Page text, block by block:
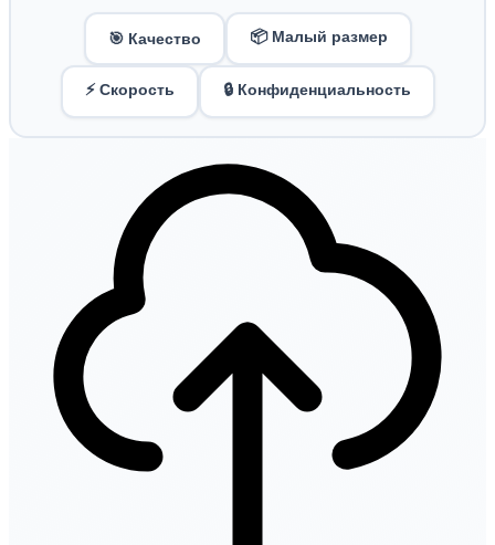
🎯 Качество 📦 Малый размер
⚡ Скорость 🔒 Конфиденциальность